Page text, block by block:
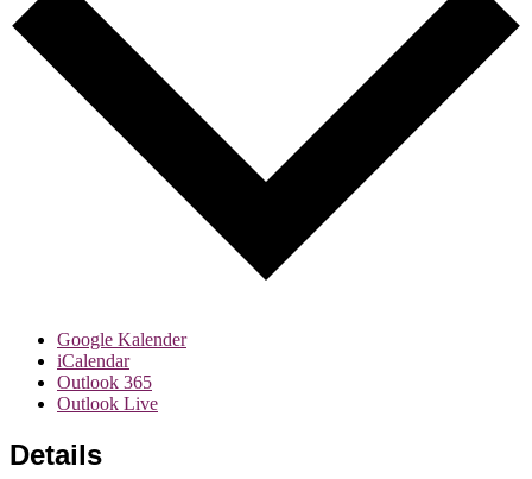
Google Kalender
iCalendar
Outlook 365
Outlook Live
Details